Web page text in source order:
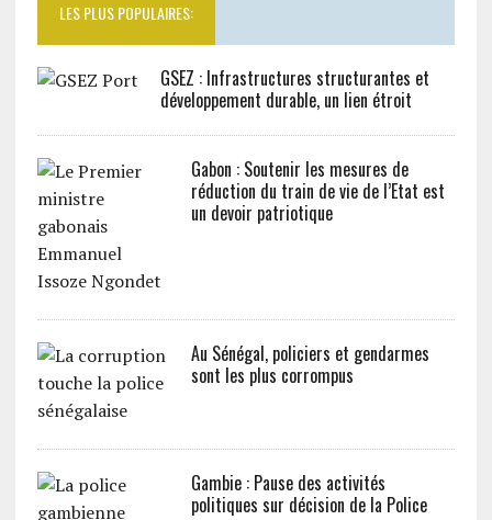
LES PLUS POPULAIRES:
GSEZ : Infrastructures structurantes et
développement durable, un lien étroit
Gabon : Soutenir les mesures de
réduction du train de vie de l’Etat est
un devoir patriotique
Au Sénégal, policiers et gendarmes
sont les plus corrompus
Gambie : Pause des activités
politiques sur décision de la Police